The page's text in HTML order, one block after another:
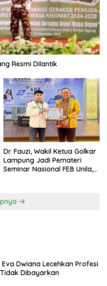
Resmi Dilantik
Dr. Fauzi, Wakil Ketua Golkar
Lampung Jadi Pemateri
Seminar Nasional FEB Unila,
Dwiana Lecehkan Profesi
Tidak Dibayarkan